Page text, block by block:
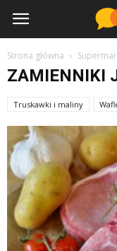
NW.com.pl
Strona główna
ZAMIENNIKI
Truskawki i maliny